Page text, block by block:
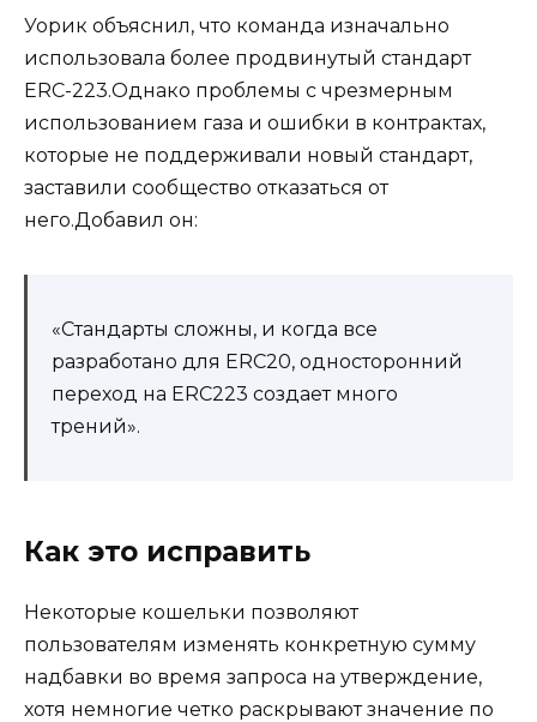
Уорик объяснил, что команда изначально
использовала более продвинутый стандарт
ERC-223.Однако проблемы с чрезмерным
использованием газа и ошибки в контрактах,
которые не поддерживали новый стандарт,
заставили сообщество отказаться от
него.Добавил он:
«Стандарты сложны, и когда все
разработано для ERC20, односторонний
переход на ERC223 создает много
трений».
Как это исправить
Некоторые кошельки позволяют
пользователям изменять конкретную сумму
надбавки во время запроса на утверждение,
хотя немногие четко раскрывают значение по